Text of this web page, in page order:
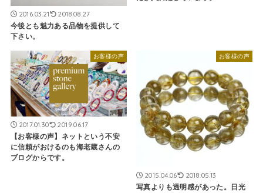
2016.03.21 2018.08.27
今後とも魅力ある品物を提供して
下さい。
お客様の声
2017.01.30 2019.06.17
【お客様の声】ネットという不安
に信頼がおけるのも海老蔵さんの
ブログからです。
お客様の声
2015.04.06 2018.05.13
写真よりも透明感があった。日光